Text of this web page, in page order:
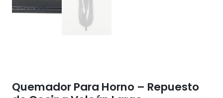
Quemador Para Horno – Repuesto